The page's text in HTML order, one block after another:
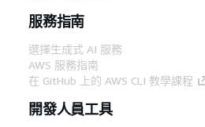
服務指南
選擇生成式 AI 服務
AWS 服務指南
在 GitHub 上的 AWS CLI 教學課程
開發人員工具